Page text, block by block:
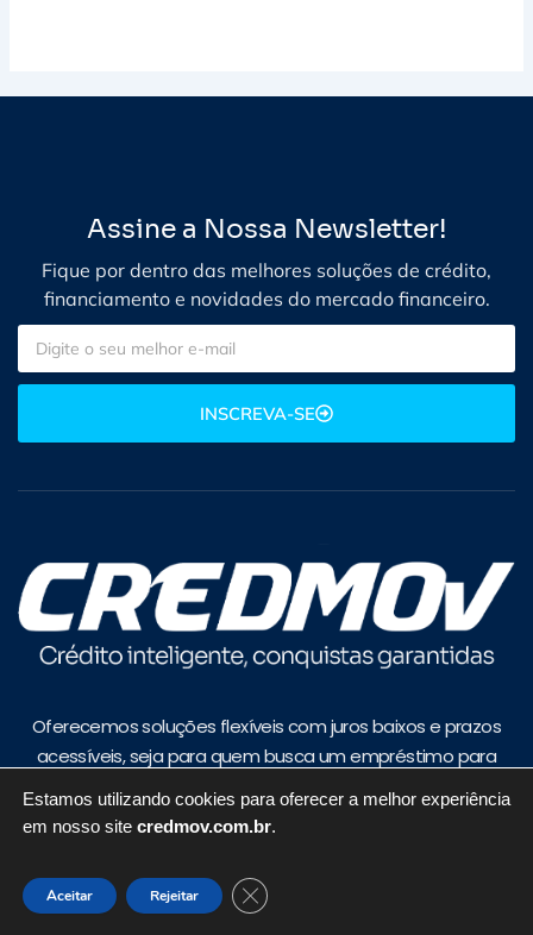
Assine a Nossa Newsletter!
Fique por dentro das melhores soluções de crédito,
financiamento e novidades do mercado financeiro.
INSCREVA-SE
Oferecemos soluções flexíveis com juros baixos e prazos
acessíveis, seja para quem busca um empréstimo para
quitar dívidas, reformar ou investir no seu negócio.
Navegação
Estamos utilizando cookies para oferecer a melhor experiência
em nosso site credmov.com.br.
Aceitar Rejeitar Close GDPR Cookie Banner